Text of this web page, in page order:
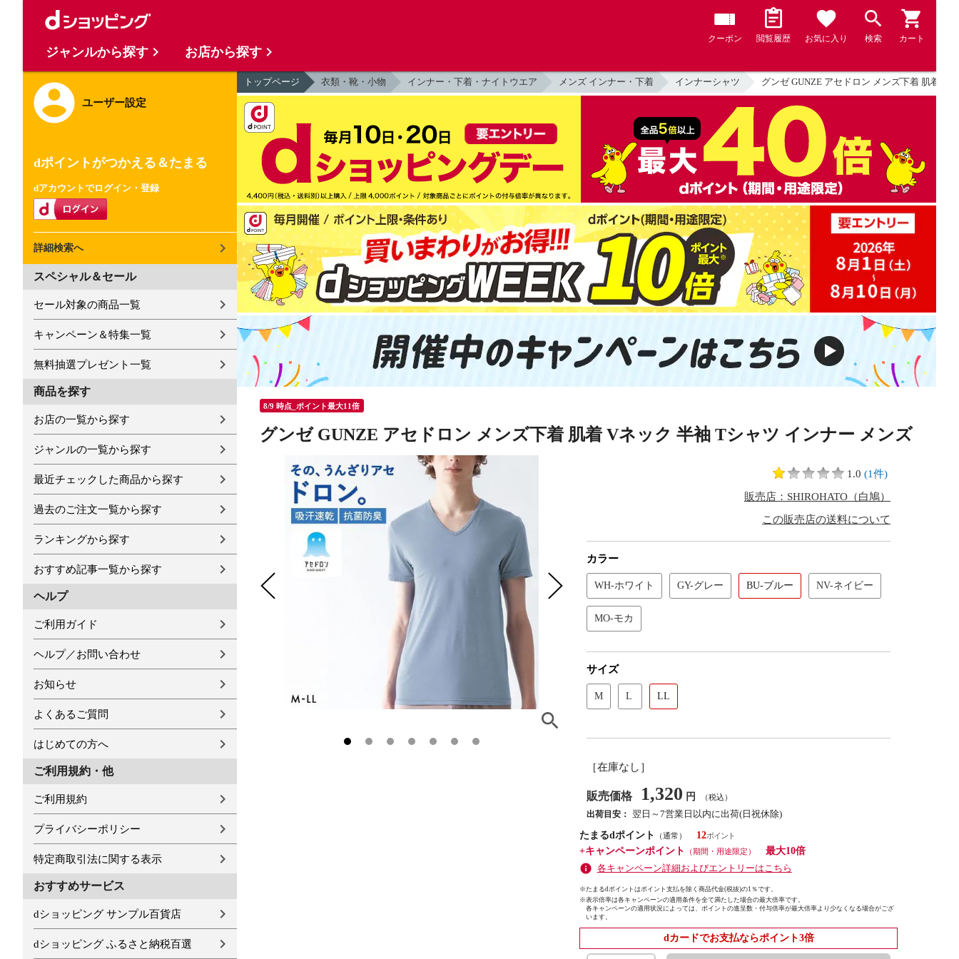
クーポン 閲覧履歴 お気に入り 検索 カート
ユーザー設定
dポイントがつかえる＆たまる
dアカウントでログイン・登録
詳細検索へ
スペシャル＆セール
セール対象の商品一覧
キャンペーン＆特集一覧
無料抽選プレゼント一覧
商品を探す
お店の一覧から探す
ジャンルの一覧から探す
最近チェックした商品から探す
過去のご注文一覧から探す
ランキングから探す
おすすめ記事一覧から探す
ヘルプ
ご利用ガイド
ヘルプ／お問い合わせ
お知らせ
よくあるご質問
はじめての方へ
ご利用規約・他
ご利用規約
プライバシーポリシー
特定商取引法に関する表示
おすすめサービス
dショッピング サンプル百貨店
dショッピング ふるさと納税百選
トップページ 衣類・靴・小物 インナー・下着・ナイトウエア メンズ インナー・下着 インナーシャツ グンゼ GUNZE アセドロン メンズ下着 肌着 V
8/9 時点_ポイント最大11倍
グンゼ GUNZE アセドロン メンズ下着 肌着 Vネック 半袖 Tシャツ インナー メンズ
1.0 (1件)
販売店：SHIROHATO（白鳩）
この販売店の送料について
カラー
WH-ホワイト GY-グレー BU-ブルー NV-ネイビー
MO-モカ
サイズ
M L LL
［在庫なし］
販売価格 1,320 円 （税込）
出荷目安： 翌日～7営業日以内に出荷(日祝休除)
たまるdポイント
（通常）
12
+キャンペーンポイント
（期間・用途限定）
最大10倍
各キャンペーン詳細およびエントリーはこちら
※たまるdポイントはポイント支払を除く商品代金(税抜)の1％です。
※表示倍率は各キャンペーンの適用条件を全て満たした場合の最大倍率です。
各キャンペーンの適用状況によっては、ポイントの進呈数・付与倍率が最大倍率より少なくなる場合がござ
います。
dカードでお支払ならポイント3倍
ジャンルから探す お店から探す